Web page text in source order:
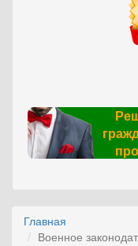
Главная
Военное